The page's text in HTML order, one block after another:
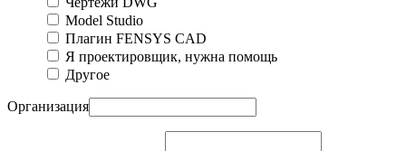
Моdel Studio
Плагин FENSYS CAD
Я проектировщик, нужна помощь
Другое
Организация